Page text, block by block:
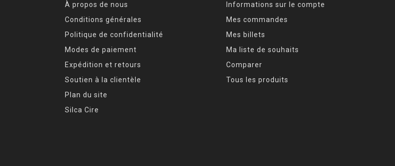
À propos de nous
Conditions générales
Politique de confidentialité
Modes de paiement
Expédition et retours
Soutien à la clientèle
Plan du site
Silca Cire
Informations sur le compte
Mes commandes
Mes billets
Ma liste de souhaits
Comparer
Tous les produits